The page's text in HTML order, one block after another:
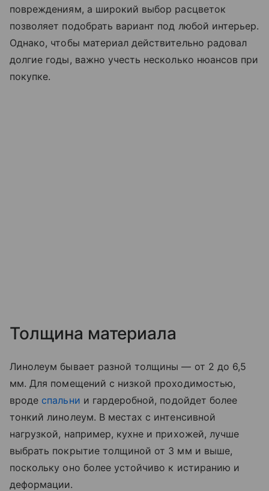
повреждениям, а широкий выбор расцветок
позволяет подобрать вариант под любой интерьер.
Однако, чтобы материал действительно радовал
долгие годы, важно учесть несколько нюансов при
покупке.
Толщина материала
Линолеум бывает разной толщины — от 2 до 6,5
мм. Для помещений с низкой проходимостью,
вроде спальни и гардеробной, подойдет более
тонкий линолеум. В местах с интенсивной
нагрузкой, например, кухне и прихожей, лучше
выбрать покрытие толщиной от 3 мм и выше,
поскольку оно более устойчиво к истиранию и
деформации.